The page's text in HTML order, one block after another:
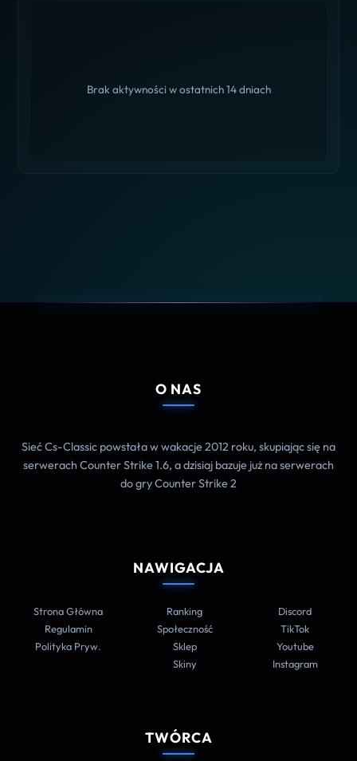
Brak aktywności w ostatnich 14 dniach
O NAS
Sieć Cs-Classic powstała w wakacje 2012 roku, skupiając się na
serwerach Counter Strike 1.6, a dzisiaj bazuje już na serwerach
do gry Counter Strike 2
NAWIGACJA
Strona Główna
Regulamin
Polityka Pryw.
Ranking
Społeczność
Sklep
Skiny
Discord
TikTok
Youtube
Instagram
TWÓRCA